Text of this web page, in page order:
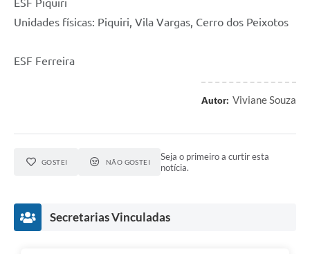
ESF Piquiri
Unidades físicas: Piquiri, Vila Vargas, Cerro dos Peixotos
ESF Ferreira
Autor: Viviane Souza
GOSTEI NÃO GOSTEI
Seja o primeiro a curtir esta
notícia.
Secretarias Vinculadas